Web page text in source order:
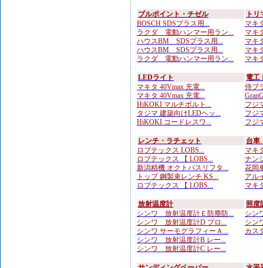
ブルポイント・チゼル
BOSCH SDSプラス用...
ラクダ 電動ハンマー用ラン...
ハウスBM SDSプラス用...
ハウスBM SDSプラス用...
ラクダ 電動ハンマー用ラン...
ト
マキ
マキ
マキ
マキ
マキ
LEDライト
マキタ 40Vmax 充電...
マキタ 40Vmax 充電...
HiKOKI マルチボルト...
タジマ 建築向けLEDヘッ...
HiKOKI コードレスワ...
電工
侍ブ
フジ
フジ
フジ
レンチ・ラチェット
ロブテックス LOBS...
ロブテックス 【 LOBS...
新潟精機 オクトパスリフタ...
トップ 鋼製束レンチ KS...
ロブテックス 【 LOBS...
台車
マキ
ナン
花岡
アル
マキ
放射温度計
シンワ 放射温度計Ｅ防塵防...
シンワ 放射温度計D プロ...
シンワ サーモグラフィーＡ...
シンワ 放射温度計B レー...
シンワ 放射温度計C レー...
照度
シン
シン
カス